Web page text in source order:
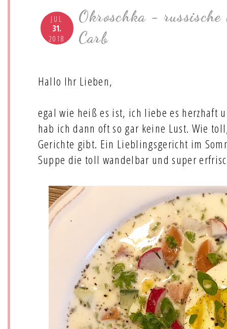
JUL
31.
2018
Okroschka -
Carb
Hallo Ihr Lieben,
egal wie heiß es ist, ich liebe es herzhaft
hab ich dann oft so gar keine Lust. Wie
Gerichte gibt. Ein Lieblingsgericht im
Suppe die toll wandelbar und super